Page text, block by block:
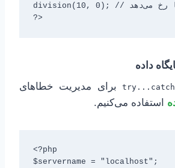
division(10, 0); // اینجا خطا رخ می‌دهد
?>
داده
try...catch
برای مدیریت خطاهای
استفاده می‌کنیم.
<?php
$servername = "localhost";